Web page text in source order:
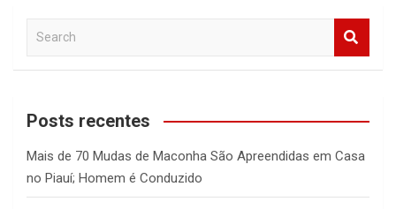
a
c
Posts recentes
Mais de 70 Mudas de Maconha São Apreendidas em Casa
no Piauí; Homem é Conduzido